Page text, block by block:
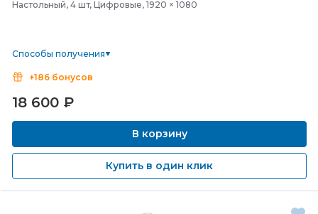
Настольный, 4 шт, Цифровые, 1920 × 1080
Способы получения
+186 бонусов
18 600 ₽
В корзину
Купить в один клик